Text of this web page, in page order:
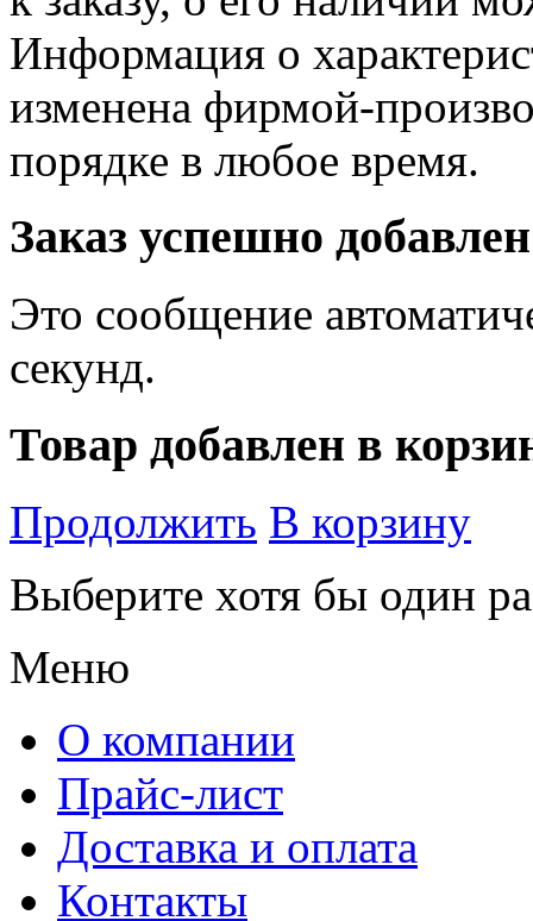
Информация о
изменена фирмой-
порядке в любое время.
Заказ успешно
Это сообщение
секунд.
Товар добавлен в
Продолжить В корзину
Выберите хотя бы один
Меню
О компании
Прайс-лист
Доставка и оплата
Контакты